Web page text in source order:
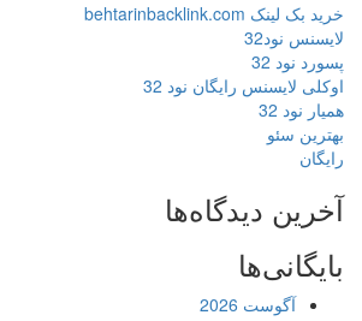
خرید بک لینک behtarinbacklink.com
لایسنس نود32
پسورد نود 32
اوکلی لایسنس رایگان نود 32
همیار نود 32
بهترین سئو
رایگان
آخرین دیدگاه‌ها
بایگانی‌ها
آگوست 2026